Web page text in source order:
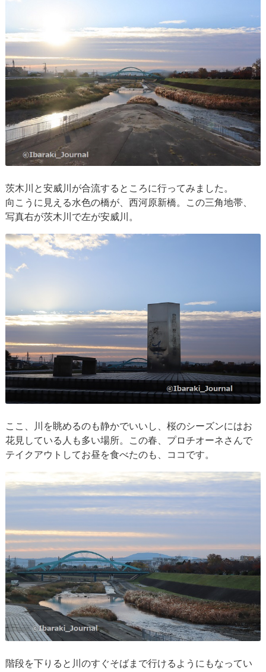
茨木川と安威川が合流するところに行ってみました。
向こうに見える水色の橋が、西河原新橋。この三角地帯、
写真右が茨木川で左が安威川。
ここ、川を眺めるのも静かでいいし、桜のシーズンにはお
花見している人も多い場所。この春、プロチオーネさんで
テイクアウトしてお昼を食べたのも、ココです。
階段を下りると川のすぐそばまで行けるようにもなってい